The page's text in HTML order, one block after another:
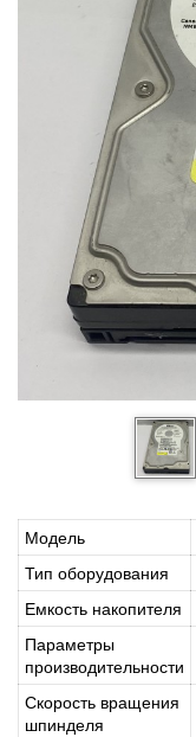
Модель
Тип оборудования
Емкость накопителя
Параметры
производительности
Скорость вращения
шпинделя